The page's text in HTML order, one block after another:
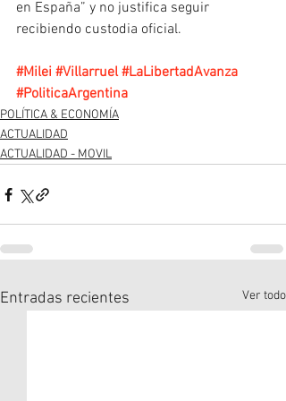
en España” y no justifica seguir
recibiendo custodia oficial.
#Milei #Villarruel #LaLibertadAvanza
#PoliticaArgentina
POLÍTICA & ECONOMÍA
ACTUALIDAD
ACTUALIDAD - MOVIL
Entradas recientes Ver todo